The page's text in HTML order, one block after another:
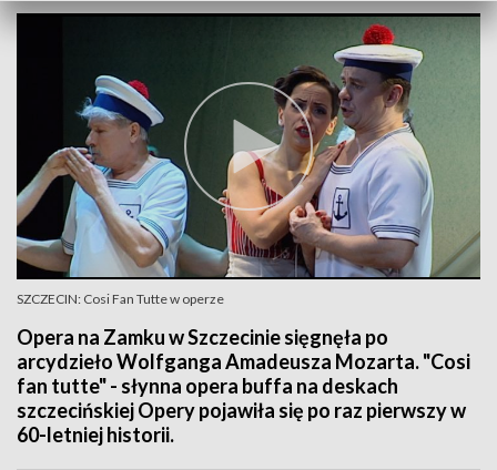
SZCZECIN: Cosi Fan Tutte w operze
Opera na Zamku w Szczecinie sięgnęła po
arcydzieło Wolfganga Amadeusza Mozarta. "Cosi
fan tutte" - słynna opera buffa na deskach
szczecińskiej Opery pojawiła się po raz pierwszy w
60-letniej historii.